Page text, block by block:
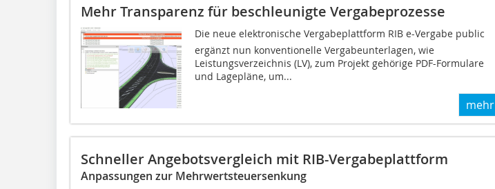
Mehr Transparenz für beschleunigte Vergabeprozesse
Die neue elektronische Vergabeplattform RIB e-Vergabe public
ergänzt nun konventionelle Vergabeunterlagen, wie
Leistungsverzeichnis (LV), zum Projekt gehörige PDF-Formulare
und Lagepläne, um...
mehr
Schneller Angebotsvergleich mit RIB-Vergabeplattform
Anpassungen zur Mehrwertsteuersenkung